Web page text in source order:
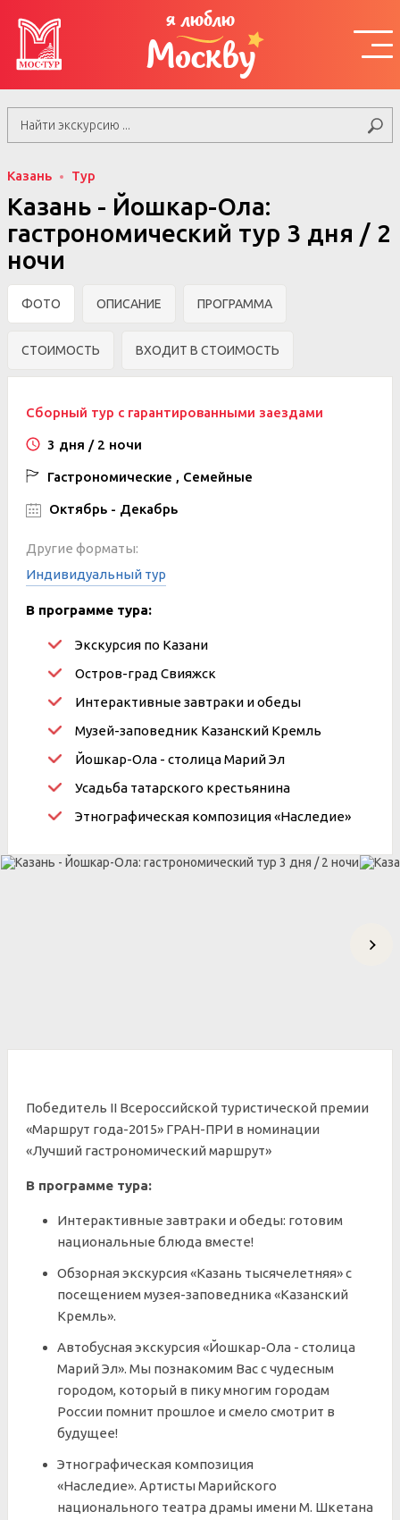
я люблю
Москву
Казань Тур
Казань - Йошкар-Ола:
гастрономический тур 3 дня / 2
ночи
ФОТО ОПИСАНИЕ ПРОГРАММА
СТОИМОСТЬ ВХОДИТ В СТОИМОСТЬ
Сборный тур с гарантированными заездами
3 дня / 2 ночи
Гастрономические , Семейные
Октябрь - Декабрь
Другие форматы:
Индивидуальный тур
В программе тура:
Экскурсия по Казани
Остров-град Свияжск
Интерактивные завтраки и обеды
Музей-заповедник Казанский Кремль
Йошкар-Ола - столица Марий Эл
Усадьба татарского крестьянина
Этнографическая композиция «Наследие»
Победитель II Всероссийской туристической премии
«Маршрут года-2015» ГРАН-ПРИ в номинации
«Лучший гастрономический маршрут»
В программе тура:
Интерактивные завтраки и обеды: готовим
национальные блюда вместе!
Обзорная экскурсия «Казань тысячелетняя» с
посещением музея-заповедника «Казанский
Кремль».
Автобусная экскурсия «Йошкар-Ола - столица
Марий Эл». Мы познакомим Вас с чудесным
городом, который в пику многим городам
России помнит прошлое и смело смотрит в
будущее!
Этнографическая композиция
«Наследие». Артисты Марийского
национального театра драмы имени М. Шкетана